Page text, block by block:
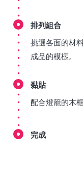
排列組合
挑選各面的材
成品的模樣。
黏貼
配合燈籠的木
完成